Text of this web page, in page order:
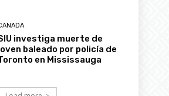
investiga muerte de
baleado por policía de